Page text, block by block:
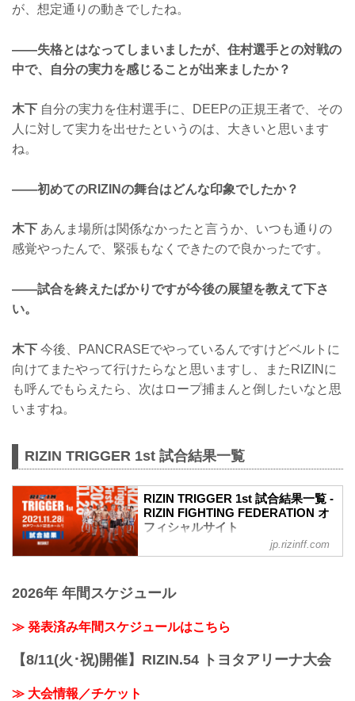
が、想定通りの動きでしたね。
——失格とはなってしまいましたが、住村選手との対戦の
中で、自分の実力を感じることが出来ましたか？
木下 自分の実力を住村選手に、DEEPの正規王者で、その
人に対して実力を出せたというのは、大きいと思います
ね。
——初めてのRIZINの舞台はどんな印象でしたか？
木下 あんま場所は関係なかったと言うか、いつも通りの
感覚やったんで、緊張もなくできたので良かったです。
——試合を終えたばかりですが今後の展望を教えて下さ
い。
木下 今後、PANCRASEでやっているんですけどベルトに
向けてまたやって行けたらなと思いますし、またRIZINに
も呼んでもらえたら、次はロープ捕まんと倒したいなと思
いますね。
RIZIN TRIGGER 1st 試合結果一覧
RIZIN TRIGGER 1st 試合結果一覧 -
RIZIN FIGHTING FEDERATION オ
フィシャルサイト
第14試合／スペシャルワンマッチ 昇侍
（LOSE）昇侍 vs. 萩原京平（WIN）
スタンドパンチ）
第13試合／スペシャルワンマッチ 堀江圭
功 vs. 中田大貴
jp.rizinff.com
2026年 年間スケジュール
≫ 発表済み年間スケジュールはこちら
【8/11(火･祝)開催】RIZIN.54 トヨタアリーナ大会
≫ 大会情報／チケット